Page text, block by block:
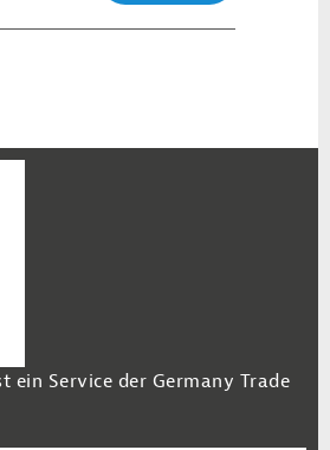
ein Service der Germany Trade